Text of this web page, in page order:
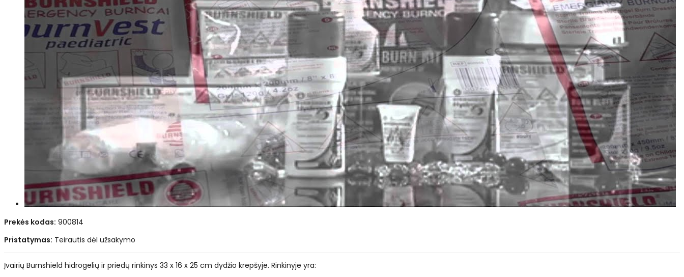
Prekės kodas: 900814
Pristatymas: Teirautis dėl užsakymo
Įvairių Burnshield hidrogelių ir priedų rinkinys 33 x 16 x 25 cm dydžio krepšyje. Rinkinyje yra: